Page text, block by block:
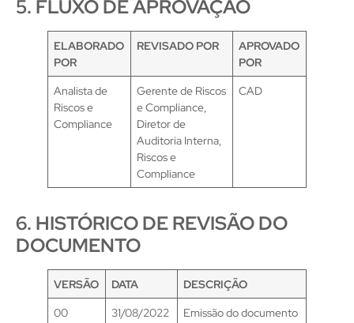
5. FLUXO DE APROVAÇÃO
ELABORADO
POR
REVISADO POR
APROVADO
POR
Analista de
Riscos e
Compliance
Gerente de Riscos
e Compliance,
Diretor de
Auditoria Interna,
Riscos e
Compliance
CAD
6. HISTÓRICO DE REVISÃO DO
DOCUMENTO
VERSÃO DATA
DESCRIÇÃO
00
31/08/2022
Emissão do documento